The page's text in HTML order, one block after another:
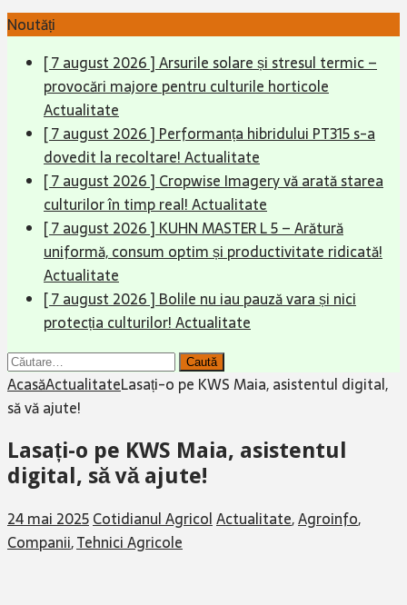
Noutăți
[ 7 august 2026 ]Arsurile solare și stresul termic –
provocări majore pentru culturile horticole
Actualitate
[ 7 august 2026 ] Performanța hibridului PT315 s-a
dovedit la recoltare!Actualitate
[ 7 august 2026 ] Cropwise Imagery vă arată starea
culturilor în timp real!Actualitate
[ 7 august 2026 ] KUHN MASTER L 5 – Arătură
uniformă, consum optim și productivitate ridicată!
Actualitate
[ 7 august 2026 ] Bolile nu iau pauză vara și nici
protecția culturilor!Actualitate
Caută
după:
AcasăActualitateLasați-o pe KWS Maia, asistentul digital,
să vă ajute!
Lasați-o pe KWS Maia, asistentul
digital, să vă ajute!
24 mai 2025Cotidianul AgricolActualitate,Agroinfo,
Companii,Tehnici Agricole